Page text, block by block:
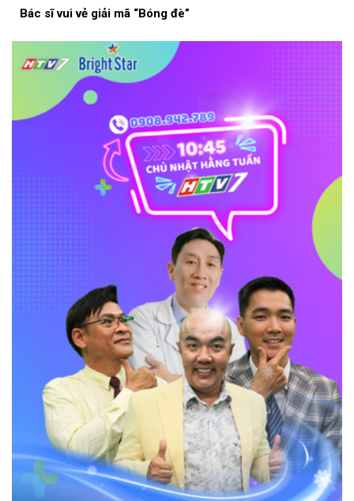
Bác sĩ vui vẻ giải mã “Bóng đè”